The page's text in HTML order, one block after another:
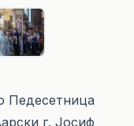
Педесетница
г. Јосиф